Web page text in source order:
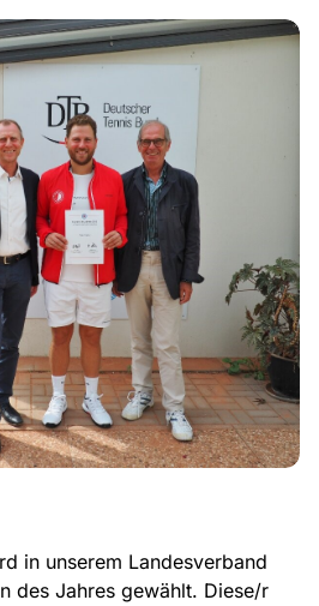
in unserem Landesverband
des Jahres gewählt. Diese/r